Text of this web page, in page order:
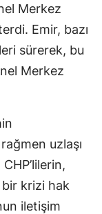
Merkez
Emir, bazı
sürerek, bu
Merkez
uzlaşı
bir krizi hak
iletişim